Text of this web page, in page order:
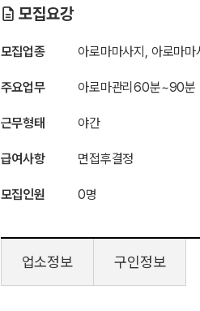
나비
모집요강
모집업종 아로마마사지, 아로마마
주요업무 아로마관리60분~90분
근무형태 야간
급여사항 면접후결정
모집인원 0명
업소정보 구인정보